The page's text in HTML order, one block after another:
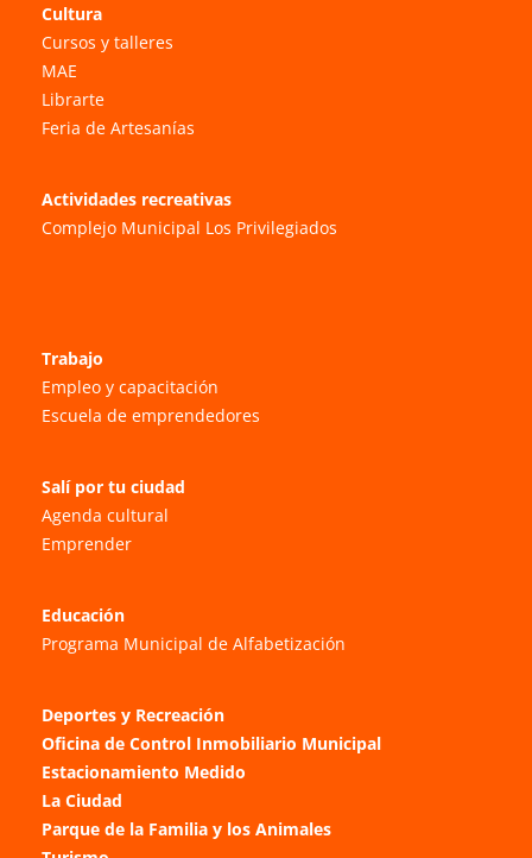
Cultura
Cursos y talleres
MAE
Librarte
Feria de Artesanías
Actividades recreativas
Complejo Municipal Los Privilegiados
Trabajo
Empleo y capacitación
Escuela de emprendedores
Salí por tu ciudad
Agenda cultural
Emprender
Educación
Programa Municipal de Alfabetización
Deportes y Recreación
Oficina de Control Inmobiliario Municipal
Estacionamiento Medido
La Ciudad
Parque de la Familia y los Animales